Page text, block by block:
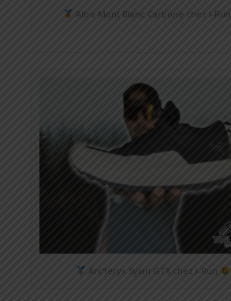
Altra Mont Blanc Carbone chez i-Run
Arc'teryx Sylan GTX chez i-Run